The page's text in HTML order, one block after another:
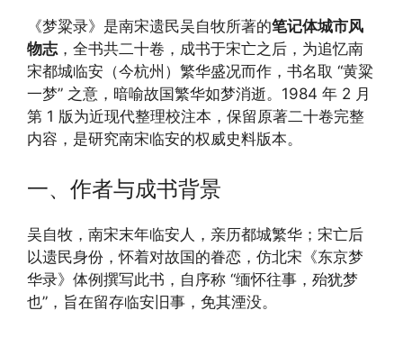
《梦粱录》是南宋遗民吴自牧所著的笔记体城市风
物志 ，全书共二十卷，成书于宋亡之后，为追忆南
宋都城临安（今杭州）繁华盛况而作，书名取 “黄粱
一梦” 之意，暗喻故国繁华如梦消逝。1984 年 2 月
第 1 版为近现代整理校注本，保留原著二十卷完整
内容，是研究南宋临安的权威史料版本。
一、作者与成书背景
吴自牧，南宋末年临安人，亲历都城繁华；宋亡后
以遗民身份，怀着对故国的眷恋，仿北宋《东京梦
华录》体例撰写此书，自序称 “缅怀往事，殆犹梦
也”，旨在留存临安旧事，免其湮没。